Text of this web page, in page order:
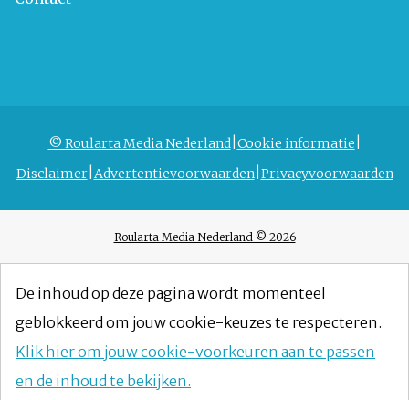
© Roularta Media Nederland Cookie informatie
Disclaimer Advertentievoorwaarden Privacyvoorwaarden
Roularta Media Nederland © 2026
De inhoud op deze pagina wordt momenteel
geblokkeerd om jouw cookie-keuzes te respecteren.
Klik hier om jouw cookie-voorkeuren aan te passen
en de inhoud te bekijken.